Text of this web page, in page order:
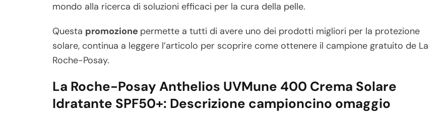
mondo alla ricerca di soluzioni efficaci per la cura della pelle.
Questa promozione permette a tutti di avere uno dei prodotti migliori per la protezione
solare, continua a leggere l’articolo per scoprire come ottenere il campione gratuito de La
Roche-Posay.
La Roche-Posay Anthelios UVMune 400 Crema Solare
Idratante SPF50+: Descrizione campioncino omaggio